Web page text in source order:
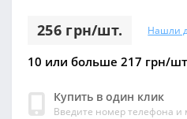
256 грн/шт. Нашли
10 или больше 217 грн/
Купить в один клик
Введите номер телефона